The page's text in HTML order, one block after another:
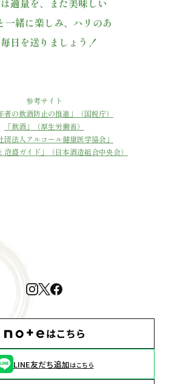
適量を、また美味しい
一緒に楽しみ、ハリのあ
日を送りましょう！
参考サイト
者の飲酒防止の推進」（国税庁）
「飲酒」（厚生労働省）
団法人アルコール健康医学協会」
泡盛ガイド」（日本酒造組合中央会）
LINE友だち追加はこちら